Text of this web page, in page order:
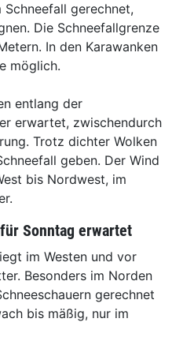
gerechnet,
Die Schneefallgrenze
In den Karawanken
möglich.
entlang der
erwartet, zwischendurch
Trotz dichter Wolken
geben. Der Wind
bis Nordwest, im
Sonntag erwartet
im Westen und vor
Besonders im Norden
gerechnet
bis mäßig, nur im